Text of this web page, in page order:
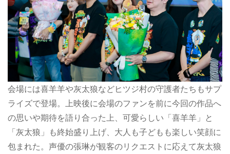
会場には喜羊羊や灰太狼などヒツジ村の守護者たちもサプ
ライズで登場。上映後に会場のファンを前に今回の作品へ
の思いや期待を語り合った上、可愛らしい「喜羊羊」と
「灰太狼」も終始盛り上げ、大人も子どもも楽しい笑顔に
包まれた。声優の張琳が観客のリクエストに応えて灰太狼